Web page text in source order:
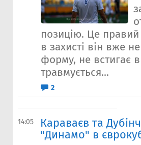
позицію. Це
в захисті він вже
форму, не встигає
травмується...
2
14:05
Караваєв та
"Динамо" в